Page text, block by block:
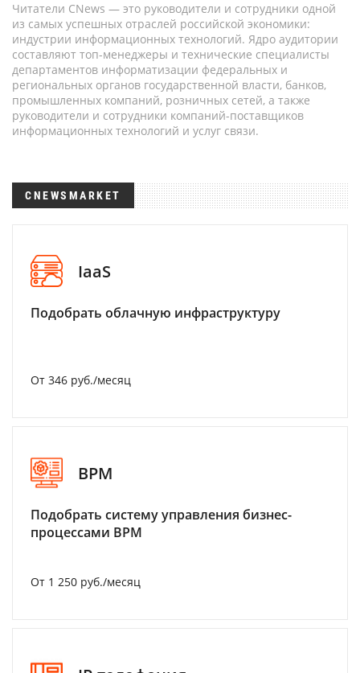
Читатели CNews — это руководители и сотрудники одной
из самых успешных отраслей российской экономики:
индустрии информационных технологий. Ядро аудитории
составляют топ-менеджеры и технические специалисты
департаментов информатизации федеральных и
региональных органов государственной власти, банков,
промышленных компаний, розничных сетей, а также
руководители и сотрудники компаний-поставщиков
информационных технологий и услуг связи.
CNEWSMARKET
IaaS
Подобрать облачную инфраструктуру
От 346 руб./месяц
BPM
Подобрать систему управления бизнес-
процессами BPM
От 1 250 руб./месяц